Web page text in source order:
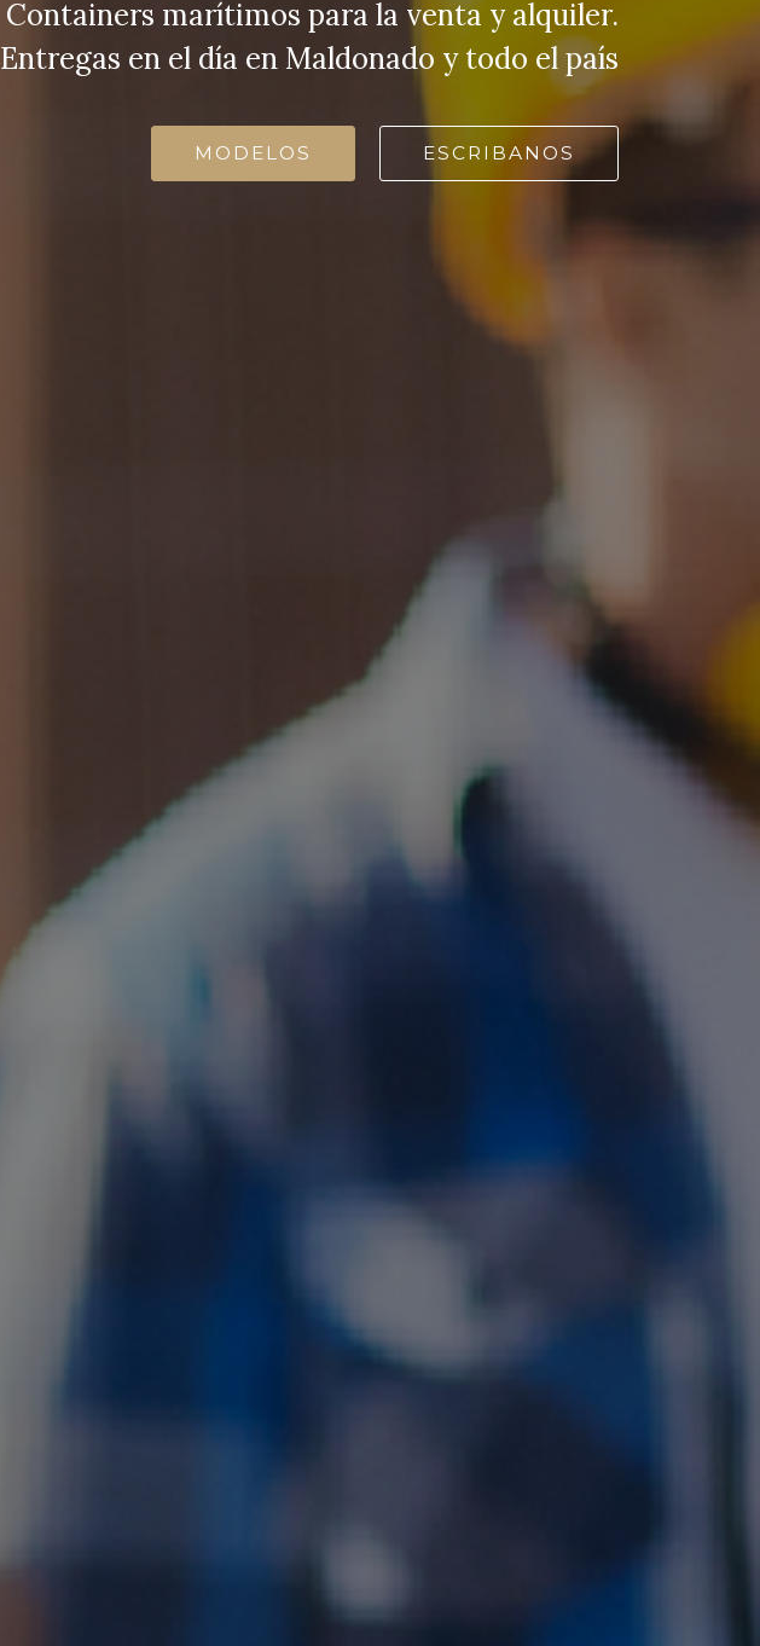
Containers marítimos para la venta y alquiler.
Entregas en el día en Maldonado y todo el país
MODELOS ESCRIBANOS